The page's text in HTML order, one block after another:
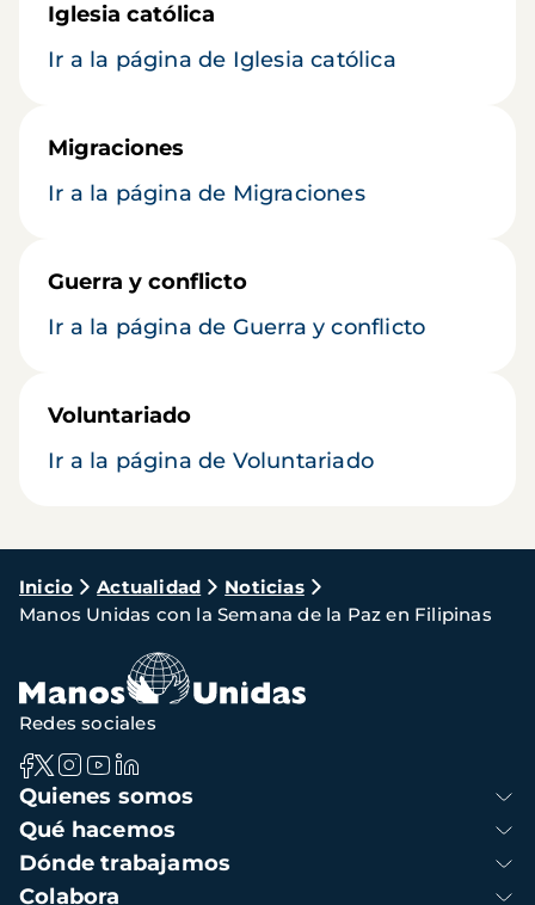
Iglesia católica
Ir a la página de Iglesia católica
Migraciones
Ir a la página de Migraciones
Guerra y conflicto
Ir a la página de Guerra y conflicto
Voluntariado
Ir a la página de Voluntariado
Ruta
de
navegación
Inicio Actualidad
Noticias
Manos Unidas con la Semana de la Paz en Filipinas
Navegación
principal
Quienes somos
Qué hacemos
Dónde trabajamos
Colabora
Redes sociales